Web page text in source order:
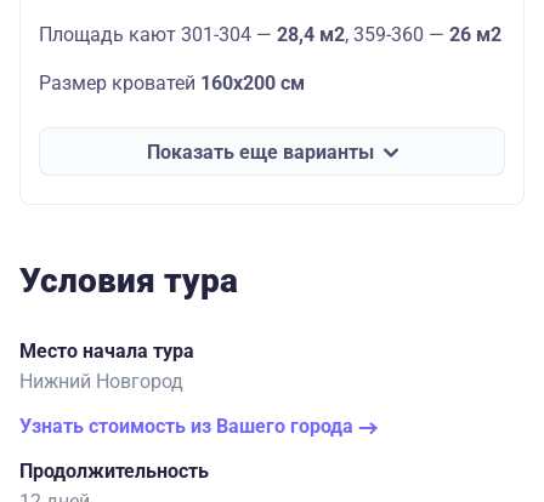
Площадь кают 301-304 — 28,4 м2, 359-360 — 26 м2
Размер кроватей 160х200 см
Показать еще варианты
Условия тура
Место начала тура
Нижний Новгород
Узнать стоимость из Вашего города
Продолжительность